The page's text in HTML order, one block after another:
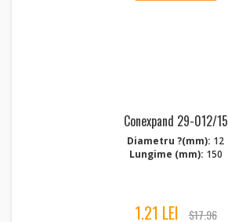
Conexpand 29-012/15
Diametru ?(mm): 12
Lungime (mm): 150
1.21 LEI
$17.96